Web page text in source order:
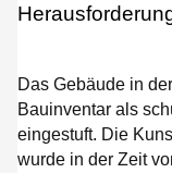
Das Gebäude in
Bauinventar als
eingestuft. Die
wurde in der Zeit